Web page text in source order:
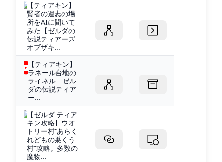
【ティアキン】
賢者の遺志の場
所をAIに聞いて
みた【ゼルダの
伝説ティアーズ
オブザキ...
【ティアキン】
ラネール台地の
ライネル ゼル
ダの伝説ティア
ー...
【ゼルダ ティア
キン攻略】ウオ
トリー村“あらく
れどもの巣くう
村”攻略。多数の
魔物...